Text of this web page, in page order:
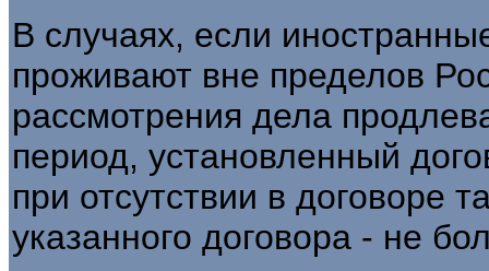
В случаях, если
проживают вне пределов
рассмотрения дела
период, установленный
при отсутствии в договоре
указанного договора - не